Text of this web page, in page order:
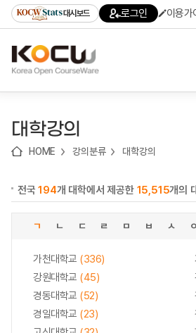
기
기
기
content)
가
대시보드 로그인 이용가
대학강의
HOME 강의분류 대학강의
전국194개 대학에서 제공한 15,515개의
ㄱ ㄴ ㄷ ㄹ ㅁ ㅂ ㅅ ㅇ
가천대학교 (336)
강원대학교 (45)
경동대학교 (52)
경일대학교 (23)